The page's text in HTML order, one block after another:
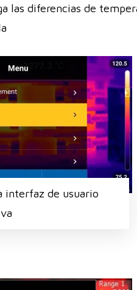
las diferencias de
interfaz de usuario